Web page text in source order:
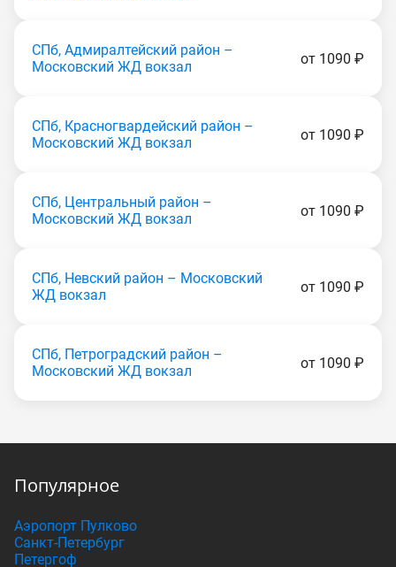
СПб, Адмиралтейский район –
Московский ЖД вокзал
от 1090 ₽
СПб, Красногвардейский район –
Московский ЖД вокзал
от 1090 ₽
СПб, Центральный район –
Московский ЖД вокзал
от 1090 ₽
СПб, Невский район – Московский
ЖД вокзал
от 1090 ₽
СПб, Петроградский район –
Московский ЖД вокзал
от 1090 ₽
Популярное
Аэропорт Пулково
Санкт-Петербург
Петергоф